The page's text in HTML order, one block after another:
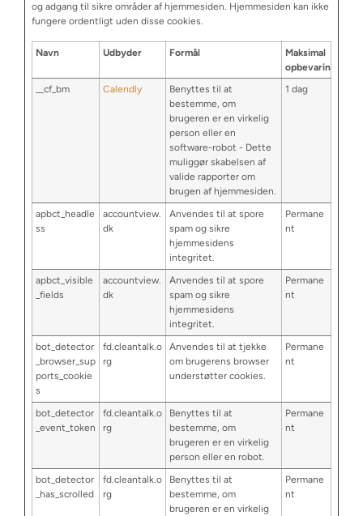
og adgang til sikre områder af hjemmesiden. Hjemmesiden kan ikke
fungere ordentligt uden disse cookies.
Navn Udbyder Formål
Maksimal
opbevaringstid
__cf_bm
Calendly
Benyttes til at
bestemme, om
brugeren er en virkelig
person eller en
software-robot - Dette
muliggør skabelsen af
valide rapporter om
brugen af hjemmesiden.
1 dag
apbct_headle
ss
accountview.
dk
Anvendes til at spore
spam og sikre
hjemmesidens
integritet.
Permane
nt
apbct_visible
_fields
accountview.
dk
Anvendes til at spore
spam og sikre
hjemmesidens
integritet.
Permane
nt
bot_detector
_browser_sup
ports_cookie
s
fd.cleantalk.o
rg
Anvendes til at tjekke
om brugerens browser
understøtter cookies.
Permane
nt
bot_detector
_event_token
fd.cleantalk.o
rg
Benyttes til at
bestemme, om
brugeren er en virkelig
person eller en robot.
Permane
nt
bot_detector
_has_scrolled
fd.cleantalk.o
rg
Benyttes til at
bestemme, om
brugeren er en virkelig
Permane
nt